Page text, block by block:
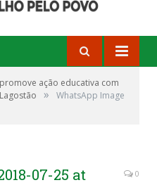
promove ação educativa com
»
WhatsApp Image
07-25 at
0